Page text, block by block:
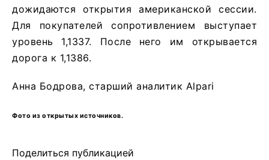
дожидаются открытия американской сессии.
Для покупателей сопротивлением выступает
уровень 1,1337. После него им открывается
дорога к 1,1386.
Анна Бодрова, старший аналитик Alpari
Фото из открытых источников.
Поделиться публикацией